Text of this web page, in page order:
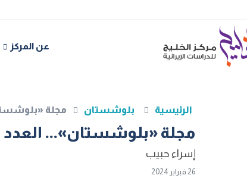
عن المركز
الرئيسية بلوشستان مجلة
مجلة «بلوشستان»... العدد
إسراء حبيب
26 فبراير 2024